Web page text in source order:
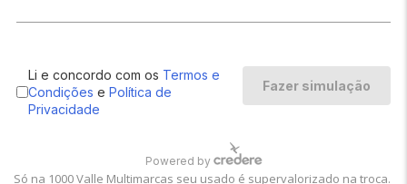
Só na 1000 Valle Multimarcas seu usado é supervalorizado na troca.